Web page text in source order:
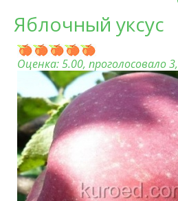
Яблочный уксус
Оценка:5.00, проголосовало 3,